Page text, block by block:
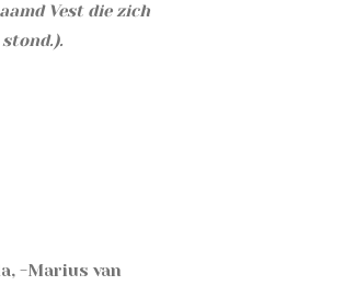
Vest die zich
-Marius van